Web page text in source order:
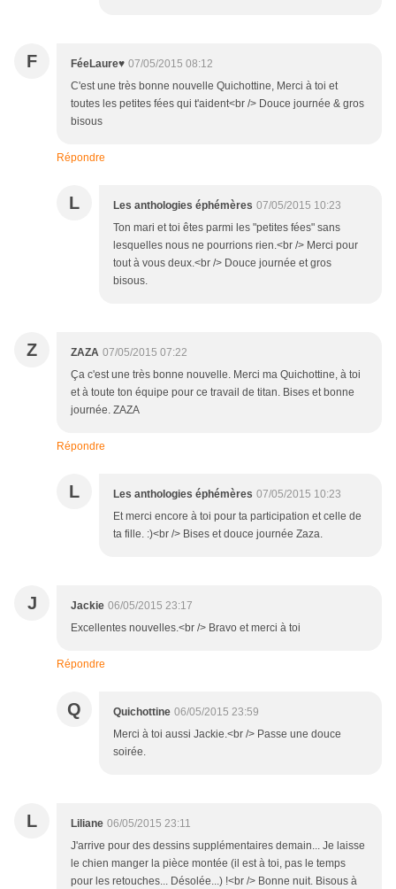
F FéeLaure♥ 07/05/2015 08:12
C'est une très bonne nouvelle Quichottine, Merci à toi et
toutes les petites fées qui t'aident<br /> Douce journée & gros
bisous
Répondre
L Les anthologies éphémères 07/05/2015 10:23
Ton mari et toi êtes parmi les "petites fées" sans
lesquelles nous ne pourrions rien.<br /> Merci pour
tout à vous deux.<br /> Douce journée et gros
bisous.
Z ZAZA 07/05/2015 07:22
Ça c'est une très bonne nouvelle. Merci ma Quichottine, à toi
et à toute ton équipe pour ce travail de titan. Bises et bonne
journée. ZAZA
Répondre
L Les anthologies éphémères 07/05/2015 10:23
Et merci encore à toi pour ta participation et celle de
ta fille. :)<br /> Bises et douce journée Zaza.
J Jackie 06/05/2015 23:17
Excellentes nouvelles.<br /> Bravo et merci à toi
Répondre
Q Quichottine 06/05/2015 23:59
Merci à toi aussi Jackie.<br /> Passe une douce
soirée.
L Liliane 06/05/2015 23:11
J'arrive pour des dessins supplémentaires demain... Je laisse
le chien manger la pièce montée (il est à toi, pas le temps
pour les retouches... Désolée...) !<br /> Bonne nuit. Bisous à